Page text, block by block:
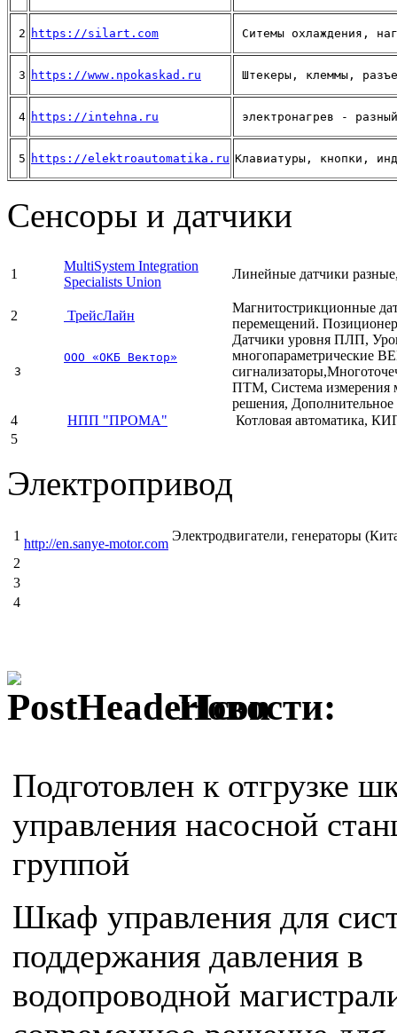
2 https://silart.com Ситемы охлаждения,
3 https://www.npokaskad.ru Штекеры, клеммы,
4 https://intehna.ru электронагрев -
5 https://elektroautomatika.ru Клавиатуры, кнопки,
Сенсоры и датчики
1
MultiSystem Integration
Specialists Union
Линейные датчики
2 ТрейсЛайн
Магнитострикционные
перемещений.
3
ООО «ОКБ Вектор»
Датчики уровня ПЛП,
многопараметрические
ПТМ, Система измерения
решения, Дополнительное
4
НПП "ПРОМА"
Котловая автоматика,
5
Электропривод
1
http://en.sanye-motor.com
Электродвигатели, генераторы
2
3
4
Новости:
Подготовлен к отгрузке
управления насосной
группой
Шкаф управления для
поддержания давления в
водопроводной